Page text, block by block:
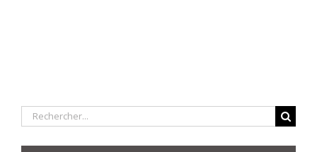
Rechercher: